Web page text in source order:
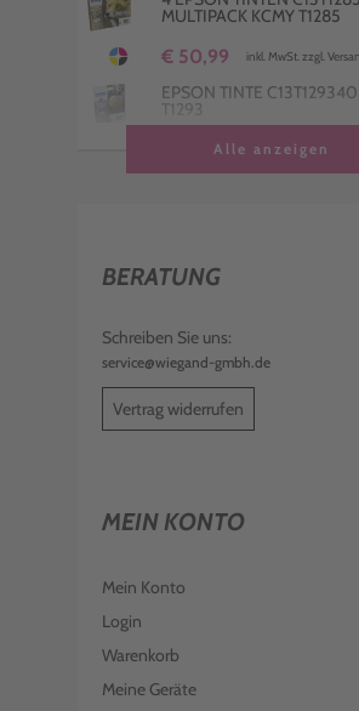
MULTIPACK KCMY T1285
€ 50,99 inkl. MwSt. zzgl.
EPSON TINTE
T1293
€ 16,99 inkl. MwSt. zzgl. Versand
EPSON TINTE C13T129240
€ 17,99
EPSON TINTE C13T128440
T1284
€ 7,98 inkl. MwSt. zzgl. Versand
€ 12,00 inkl. MwSt. zzgl. Versand
Alle anzeigen
BERATUNG
Schreiben Sie uns:
service@wiegand-gmbh.de
Vertrag widerrufen
MEIN KONTO
Mein Konto
Login
Warenkorb
Meine Geräte